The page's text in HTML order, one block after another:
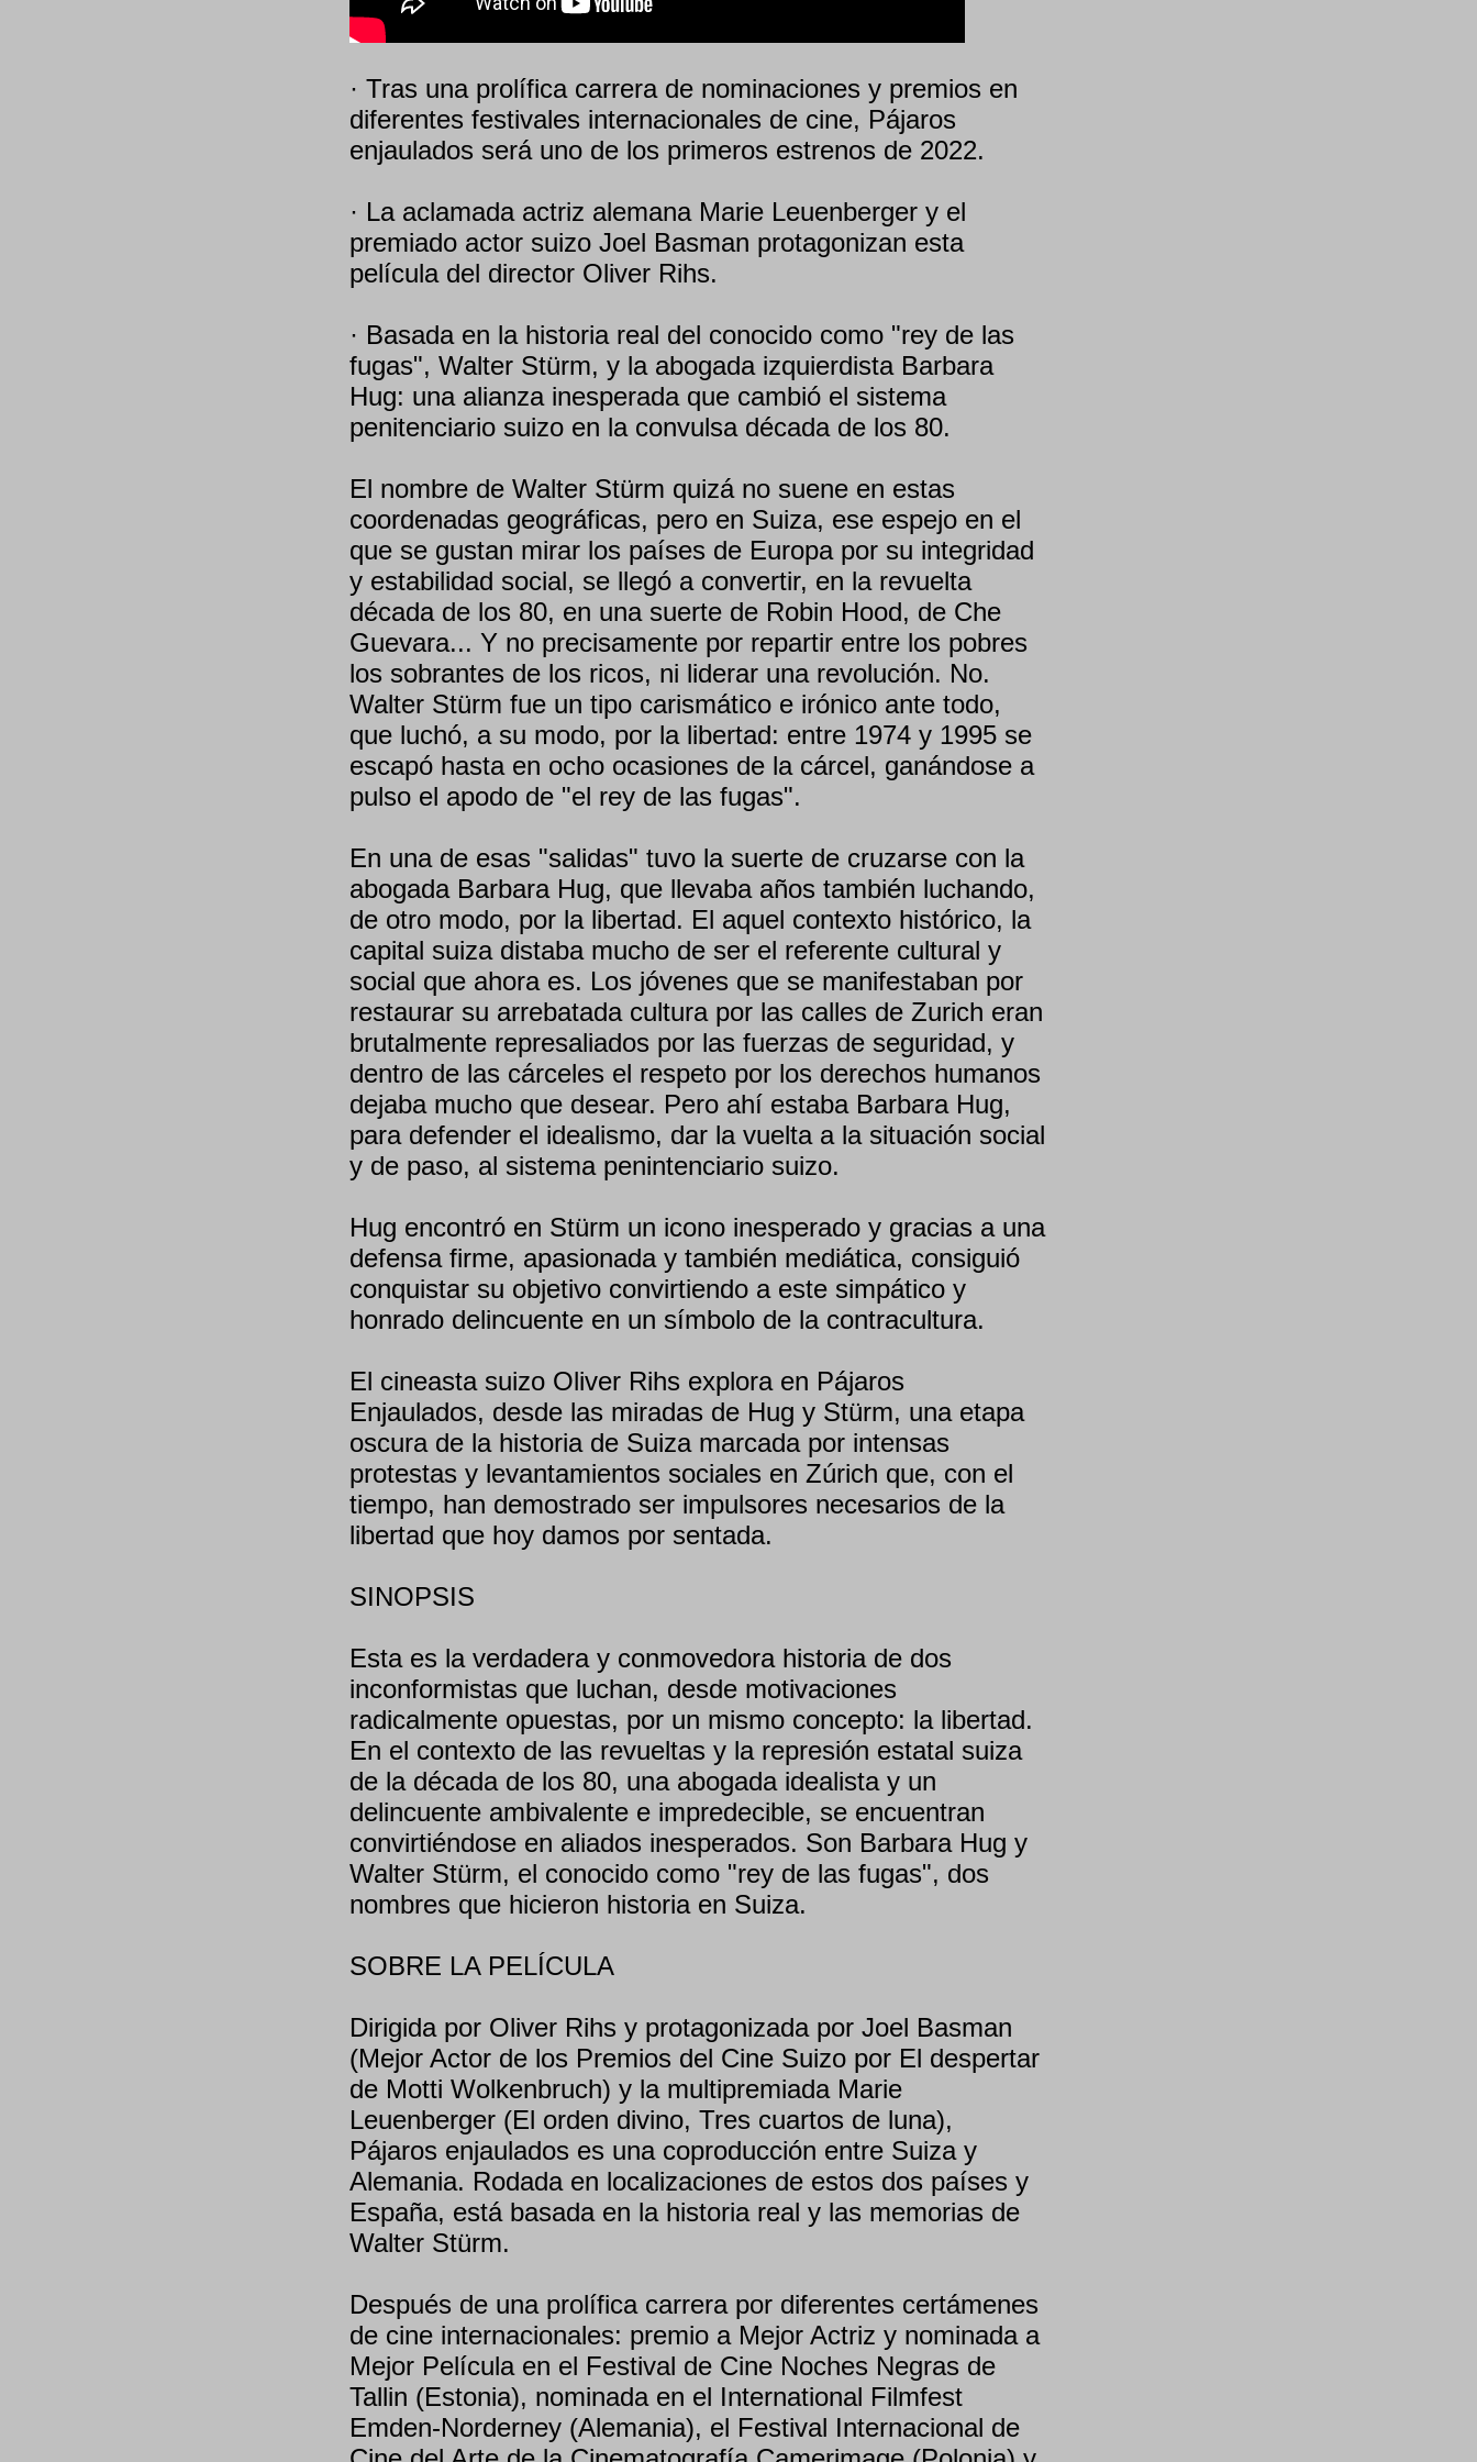
· Tras una prolífica carrera de nominaciones y premios en
diferentes festivales internacionales de cine, Pájaros
enjaulados será uno de los primeros estrenos de 2022.
· La aclamada actriz alemana Marie Leuenberger y el
premiado actor suizo Joel Basman protagonizan esta
película del director Oliver Rihs.
· Basada en la historia real del conocido como "rey de las
fugas", Walter Stürm, y la abogada izquierdista Barbara
Hug: una alianza inesperada que cambió el sistema
penitenciario suizo en la convulsa década de los 80.
El nombre de Walter Stürm quizá no suene en estas
coordenadas geográficas, pero en Suiza, ese espejo en el
que se gustan mirar los países de Europa por su integridad
y estabilidad social, se llegó a convertir, en la revuelta
década de los 80, en una suerte de Robin Hood, de Che
Guevara... Y no precisamente por repartir entre los pobres
los sobrantes de los ricos, ni liderar una revolución. No.
Walter Stürm fue un tipo carismático e irónico ante todo,
que luchó, a su modo, por la libertad: entre 1974 y 1995 se
escapó hasta en ocho ocasiones de la cárcel, ganándose a
pulso el apodo de "el rey de las fugas".
En una de esas "salidas" tuvo la suerte de cruzarse con la
abogada Barbara Hug, que llevaba años también luchando,
de otro modo, por la libertad. El aquel contexto histórico, la
capital suiza distaba mucho de ser el referente cultural y
social que ahora es. Los jóvenes que se manifestaban por
restaurar su arrebatada cultura por las calles de Zurich eran
brutalmente represaliados por las fuerzas de seguridad, y
dentro de las cárceles el respeto por los derechos humanos
dejaba mucho que desear. Pero ahí estaba Barbara Hug,
para defender el idealismo, dar la vuelta a la situación social
y de paso, al sistema penintenciario suizo.
Hug encontró en Stürm un icono inesperado y gracias a una
defensa firme, apasionada y también mediática, consiguió
conquistar su objetivo convirtiendo a este simpático y
honrado delincuente en un símbolo de la contracultura.
El cineasta suizo Oliver Rihs explora en Pájaros
Enjaulados, desde las miradas de Hug y Stürm, una etapa
oscura de la historia de Suiza marcada por intensas
protestas y levantamientos sociales en Zúrich que, con el
tiempo, han demostrado ser impulsores necesarios de la
libertad que hoy damos por sentada.
SINOPSIS
Esta es la verdadera y conmovedora historia de dos
inconformistas que luchan, desde motivaciones
radicalmente opuestas, por un mismo concepto: la libertad.
En el contexto de las revueltas y la represión estatal suiza
de la década de los 80, una abogada idealista y un
delincuente ambivalente e impredecible, se encuentran
convirtiéndose en aliados inesperados. Son Barbara Hug y
Walter Stürm, el conocido como "rey de las fugas", dos
nombres que hicieron historia en Suiza.
SOBRE LA PELÍCULA
Dirigida por Oliver Rihs y protagonizada por Joel Basman
(Mejor Actor de los Premios del Cine Suizo por El despertar
de Motti Wolkenbruch) y la multipremiada Marie
Leuenberger (El orden divino, Tres cuartos de luna),
Pájaros enjaulados es una coproducción entre Suiza y
Alemania. Rodada en localizaciones de estos dos países y
España, está basada en la historia real y las memorias de
Walter Stürm.
Después de una prolífica carrera por diferentes certámenes
de cine internacionales: premio a Mejor Actriz y nominada a
Mejor Película en el Festival de Cine Noches Negras de
Tallin (Estonia), nominada en el International Filmfest
Emden-Norderney (Alemania), el Festival Internacional de